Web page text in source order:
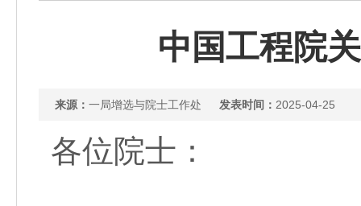
中国工程院
来源： 一局增选与院士工作处 发表时间： 2025-04-25
各位院士：